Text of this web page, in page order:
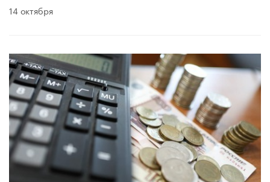
14 октября